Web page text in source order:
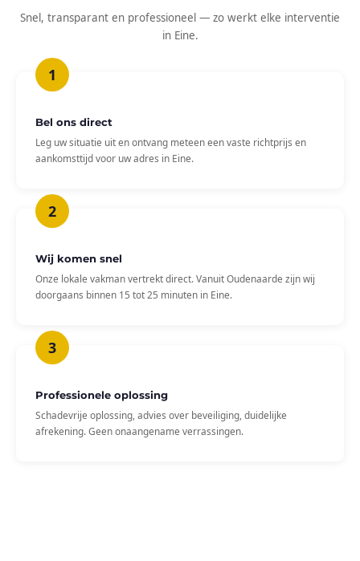
Snel, transparant en professioneel — zo werkt elke interventie
in Eine.
Bel ons direct
Leg uw situatie uit en ontvang meteen een vaste richtprijs en
aankomsttijd voor uw adres in Eine.
Wij komen snel
Onze lokale vakman vertrekt direct. Vanuit Oudenaarde zijn wij
doorgaans binnen 15 tot 25 minuten in Eine.
Professionele oplossing
Schadevrije oplossing, advies over beveiliging, duidelijke
afrekening. Geen onaangename verrassingen.